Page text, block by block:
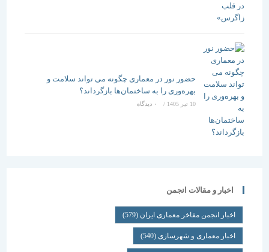
حضور نور در معماری چگونه می تواند سلامت و
بهره‌وری را به ساختمان‌ها بازگرداند؟
/ ۰ دیدگاه
اخبار و مقالات انجمن
اخبار انجمن مفاخر معماری ایران (579)
اخبار معماری و شهرسازی(540)